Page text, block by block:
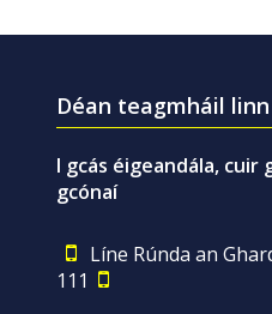
Déan teagmháil linn
I gcás éigeandála, cuir
gcónaí
Líne Rúnda an
111